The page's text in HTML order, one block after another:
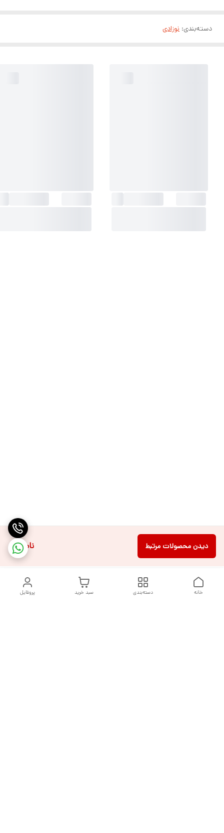
ناموجود دیدن محصولات مرتبط
دسته‌بندی: نوزادی
پروفایل سبد خرید دسته‌بندی خانه